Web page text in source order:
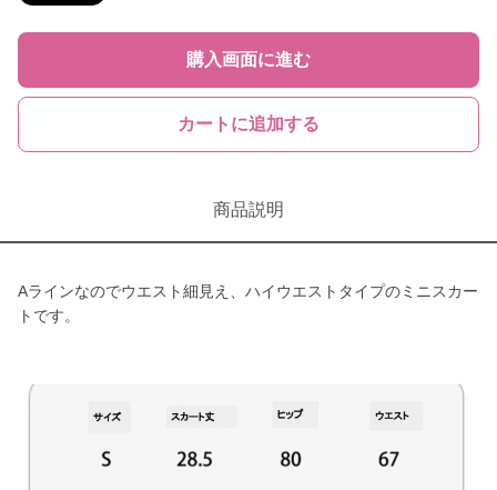
購入画面に進む
カートに追加する
商品説明
Aラインなのでウエスト細見え、ハイウエストタイプのミニスカー
トです。